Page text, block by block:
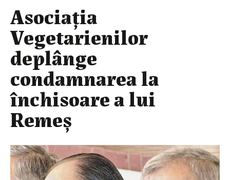
Asociaţia
Vegetarienilor
deplânge
condamnarea la
închisoare a lui
Remeş